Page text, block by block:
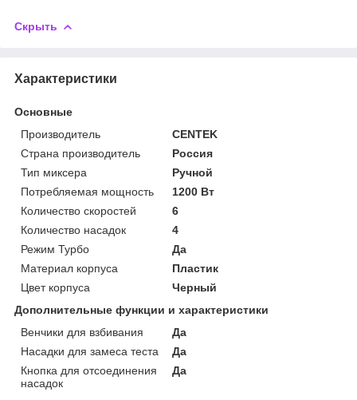
Скрыть
Характеристики
Основные
Производитель
CENTEK
Страна производитель
Россия
Тип миксера
Ручной
Потребляемая мощность
1200 Вт
Количество скоростей
6
Количество насадок
4
Режим Турбо
Да
Материал корпуса
Пластик
Цвет корпуса
Черный
Дополнительные функции и характеристики
Венчики для взбивания
Да
Насадки для замеса теста
Да
Кнопка для отсоединения
насадок
Да